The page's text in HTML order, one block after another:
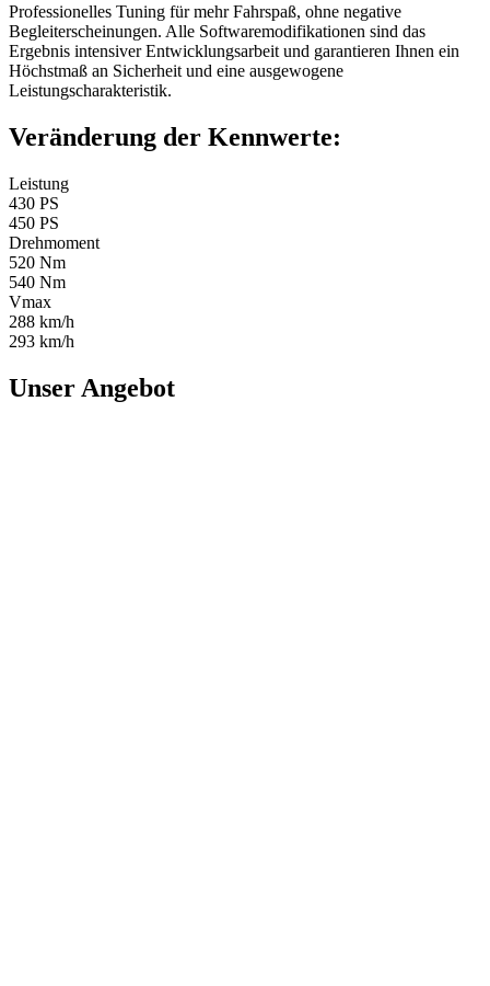
Professionelles Tuning für mehr Fahrspaß, ohne negative
Begleiterscheinungen. Alle Softwaremodifikationen sind das
Ergebnis intensiver Entwicklungsarbeit und garantieren Ihnen ein
Höchstmaß an Sicherheit und eine ausgewogene
Leistungscharakteristik.
Veränderung der Kennwerte:
Leistung
430 PS
450 PS
Drehmoment
520 Nm
540 Nm
Vmax
288 km/h
293 km/h
Unser Angebot